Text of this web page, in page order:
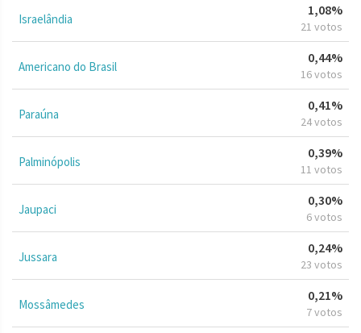
Israelândia
1,08%
21 votos
Americano do Brasil
0,44%
16 votos
Paraúna
0,41%
24 votos
Palminópolis
0,39%
11 votos
Jaupaci
0,30%
6 votos
Jussara
0,24%
23 votos
Mossâmedes
0,21%
7 votos